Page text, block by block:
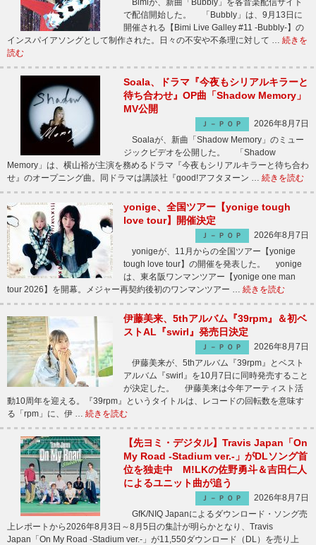
Bimiが、新曲「Bubbly」を各音楽配信サイト
で配信開始した。 「Bubbly」は、9月13日に
開催される【Bimi Live Galley #11 -Bubbly-】の
インスパイアソングとして制作された。日々の不安や不条理に対して … 続きを
読む
Soala、ドラマ『今夜もシリアルキラーと
待ち合わせ』OP曲「Shadow Memory」
MV公開
Ｊ－ＰＯＰ
2026年8月7日
Soalaが、新曲「Shadow Memory」のミュー
ジックビデオを公開した。 「Shadow
Memory」は、横山裕が主演を務めるドラマ『今夜もシリアルキラーと待ち合わ
せ』のオープニング曲。同ドラマは講談社『good!アフタヌーン … 続きを読む
yonige、全国ツアー【yonige tough
love tour】開催決定
Ｊ－ＰＯＰ
2026年8月7日
yonigeが、11月からの全国ツアー【yonige
tough love tour】の開催を発表した。 yonige
は、東名阪ワンマンツアー【yonige one man
tour 2026】を開幕。メジャー再契約後初のワンマンツアー … 続きを読む
伊藤美来、5thアルバム『39rpm』＆初ベ
ストAL『swirl』発売日決定
Ｊ－ＰＯＰ
2026年8月7日
伊藤美来が、5thアルバム『39rpm』とベスト
アルバム『swirl』を10月7日に同時発売すること
が決定した。 伊藤美来は今年アーティスト活
動10周年を迎える。『39rpm』というタイトルは、レコードの回転数を意味す
る「rpm」に、伊 … 続きを読む
【先ヨミ・デジタル】Travis Japan「On
My Road -Stadium ver.-」がDLソング首
位を独走中 M!LKの佐野勇斗＆吉田仁人
によるユニット曲が追う
Ｊ－ＰＯＰ
2026年8月7日
GfK/NIQ Japanによるダウンロード・ソング売
上レポートから2026年8月3日～8月5日の集計が明らかとなり、Travis
Japan「On My Road -Stadium ver.-」が11,550ダウンロード（DL）を売り上